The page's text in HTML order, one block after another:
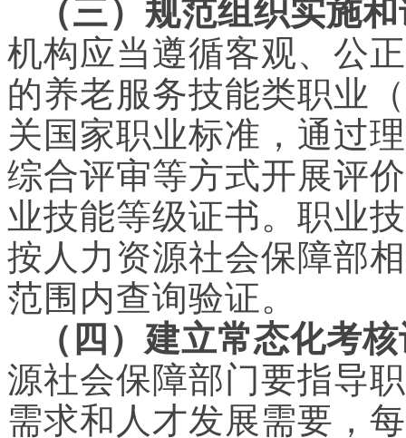
（三）规范组织实施
机构应当遵循客观、公
的养老服务技能类职业
关国家职业标准，通过
综合评审等方式开展评
业技能等级证书。职业
按人力资源社会保障部
范围内查询验证。
（四）建立常态化考
源社会保障部门要指导
需求和人才发展需要，